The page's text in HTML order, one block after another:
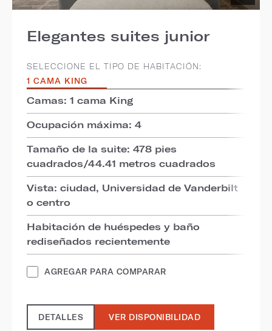
Elegantes suites junior
SELECCIONE EL TIPO DE HABITACIÓN:
1 CAMA KING
Camas: 1 cama King
Ocupación máxima: 4
Tamaño de la suite: 478 pies
cuadrados/44.41 metros cuadrados
Vista: ciudad, Universidad de Vanderbilt
o centro
Habitación de huéspedes y baño
rediseñados recientemente
AGREGAR PARA COMPARAR
DETALLES VER DISPONIBILIDAD